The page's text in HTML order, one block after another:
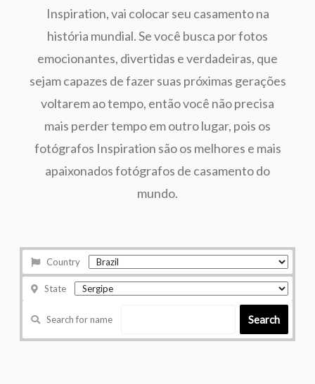
Inspiration, vai colocar seu casamento na
história mundial. Se você busca por fotos
emocionantes, divertidas e verdadeiras, que
sejam capazes de fazer suas próximas gerações
voltarem ao tempo, então você não precisa
mais perder tempo em outro lugar, pois os
fotógrafos Inspiration são os melhores e mais
apaixonados fotógrafos de casamento do
mundo.
Country
State
Search for name Search